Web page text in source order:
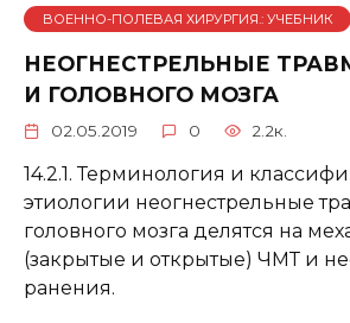
ВОЕННО-ПОЛЕВАЯ ХИРУРГИЯ.: УЧЕБНИК
НЕОГНЕСТРЕЛЬНЫЕ
И ГОЛОВНОГО МОЗГА
02.05.2019 0 2.2к.
14.2.1. Терминология и
этиологии неогнестрельные
головного мозга делятся на
(закрытые и открытые) ЧМТ и
ранения.